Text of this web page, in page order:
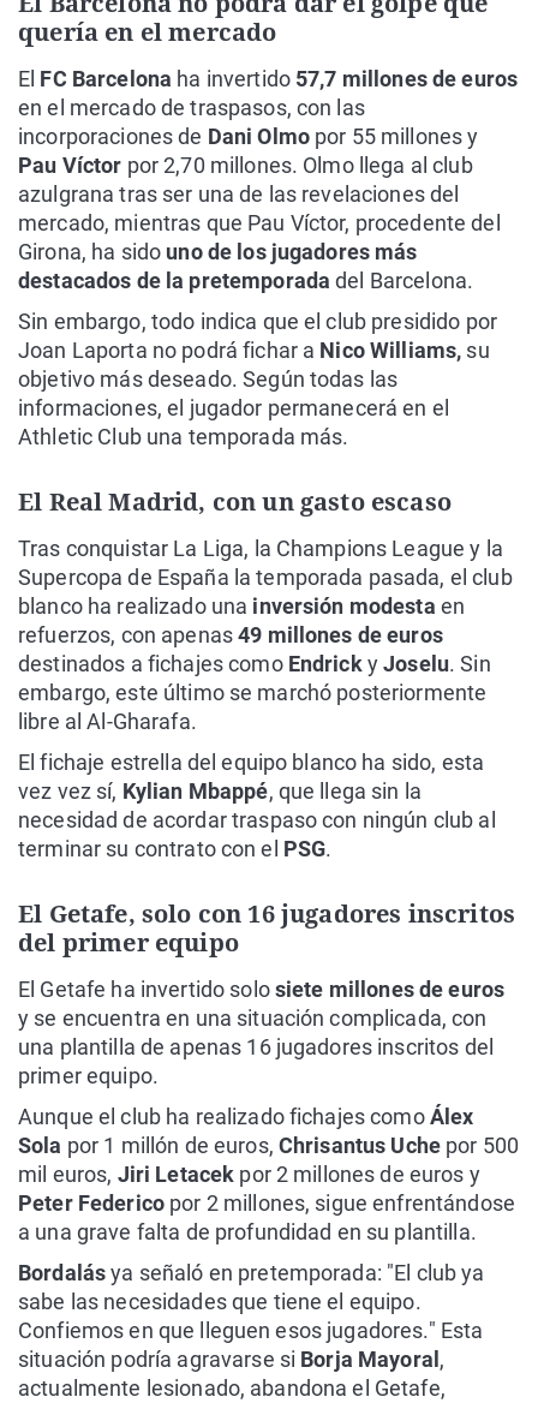
quería en el mercado
El FC Barcelona ha invertido 57,7 millones de euros
en el mercado de traspasos, con las
incorporaciones de Dani Olmopor 55 millones y
Pau Víctor por 2,70 millones. Olmo llega al club
azulgrana tras ser una de las revelaciones del
mercado, mientras que Pau Víctor, procedente del
Girona, ha sido uno de los jugadores más
destacados de la pretemporada del Barcelona.
Sin embargo, todo indica que el club presidido por
Joan Laporta no podrá fichar a Nico Williams, su
objetivo más deseado. Según todas las
informaciones, el jugador permanecerá en el
Athletic Club una temporada más.
El Real Madrid, con un gasto escaso
Tras conquistar La Liga, la Champions League y la
Supercopa de España la temporada pasada, el club
blanco ha realizado una inversión modesta en
refuerzos, con apenas49 millones de euros
destinados a fichajes como EndrickyJoselu. Sin
embargo, este último se marchó posteriormente
libre al Al-Gharafa.
El fichaje estrella del equipo blanco ha sido, esta
vez vez sí, Kylian Mbappé, que llega sin la
necesidad de acordar traspaso con ningún club al
terminar su contrato con el PSG.
El Getafe, solo con 16 jugadores inscritos
del primer equipo
El Getafe ha invertido solosiete millones de euros
y se encuentra en una situación complicada, con
una plantilla de apenas 16 jugadores inscritos del
primer equipo.
Aunque el club ha realizado fichajes comoÁlex
Sola por 1 millón de euros, Chrisantus Uche por 500
mil euros, Jiri Letacek por 2 millones de euros y
Peter Federicopor 2 millones, sigue enfrentándose
a una grave falta de profundidad en su plantilla.
Bordalásya señaló en pretemporada: "El club ya
sabe las necesidades que tiene el equipo.
Confiemos en que lleguen esos jugadores." Esta
situación podría agravarse si Borja Mayoral ,
actualmente lesionado, abandona el Getafe,